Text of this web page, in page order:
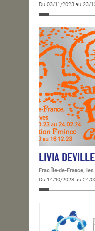
Du 03/11/2023 au 23/
LIVIA
Frac Île-de-France,
Du 14/10/2023 au 24/